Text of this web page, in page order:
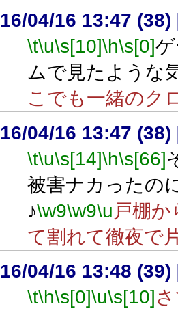
16/04/16 13:47 (38)
\t\u\s[10]\h\s[0]
ムで見たような
こでも一緒のク
16/04/16 13:47 (38)
\t\u\s[14]\h\s[66]
被害ナカったの
♪\w9\w9\u 戸棚
て割れて徹夜で
16/04/16 13:48 (39)
\t\h\s[0]\u\s[10]